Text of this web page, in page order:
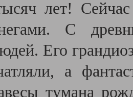
лет!
С
Его
а
тумана